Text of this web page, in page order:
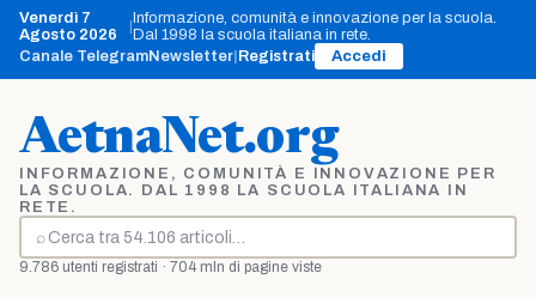
Vai
contenuto
Venerdì 7
Agosto 2026
Informazione, comunità e innovazione per la scuola.
Dal 1998 la scuola italiana in rete.
Canale TelegramNewsletter Registrati Accedi
AetnaNet.org
INFORMAZIONE, COMUNITÀ E INNOVAZIONE PER
LA SCUOLA. DAL 1998 LA SCUOLA ITALIANA IN
RETE.
⌕
Cerca
9.786 utenti registrati · 704 mln di pagine viste